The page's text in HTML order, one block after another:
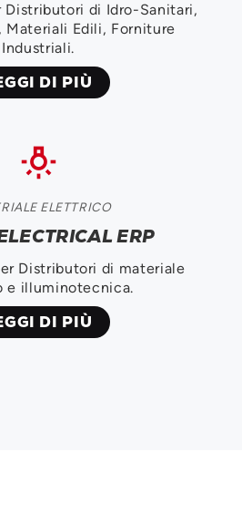
Distributori di Idro-Sanitari,
Materiali Edili, Forniture
Industriali.
DI PIÙ
tungsten
ELETTRICO
ERP
Distributori di materiale
e illuminotecnica.
DI PIÙ